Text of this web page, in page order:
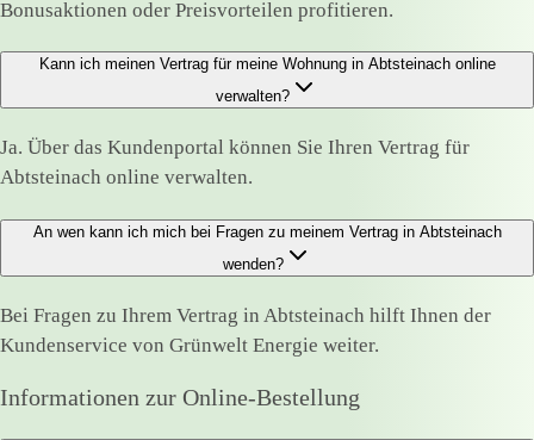
Bonusaktionen oder Preisvorteilen profitieren.
Kann ich meinen Vertrag für meine Wohnung in Abtsteinach online
verwalten?
Ja. Über das Kundenportal können Sie Ihren Vertrag für
Abtsteinach online verwalten.
An wen kann ich mich bei Fragen zu meinem Vertrag in Abtsteinach
wenden?
Bei Fragen zu Ihrem Vertrag in Abtsteinach hilft Ihnen der
Kundenservice von Grünwelt Energie weiter.
Informationen zur Online-Bestellung